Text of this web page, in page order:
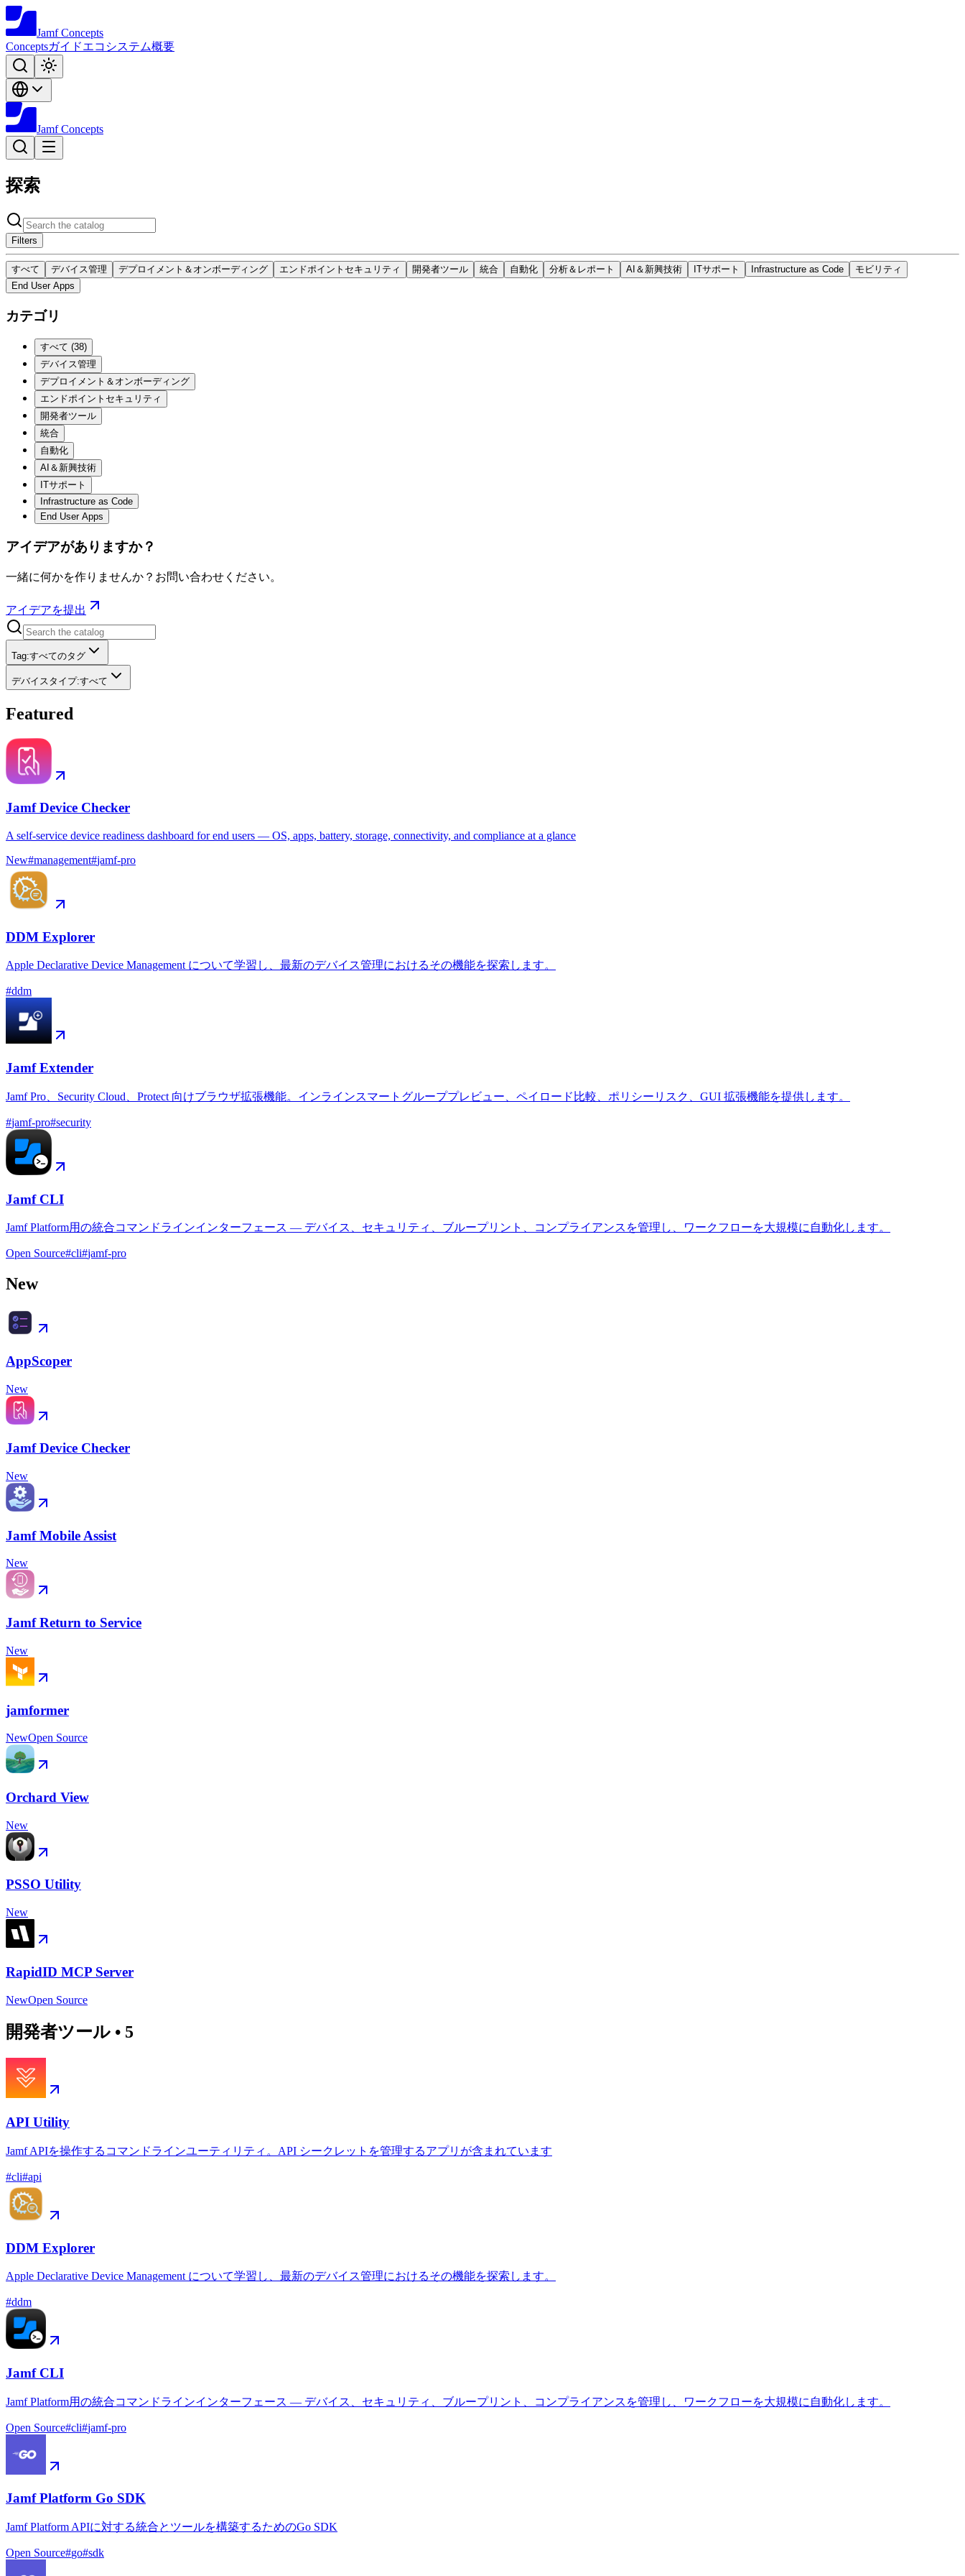
Jamf Concepts
Conceptsガイドエコシステム概要
Jamf Concepts
探索
Filters
すべて デバイス管理 デプロイメント＆オンボーディング エンドポイントセキュリティ 開発者ツール 統合 自動化 分析＆レポート AI＆新興技術 ITサポート Infrastructure as Code
モビリティ
End User Apps
カテゴリ
すべて (38)
デバイス管理
デプロイメント＆オンボーディング
エンドポイントセキュリティ
開発者ツール
統合
自動化
AI＆新興技術
ITサポート
Infrastructure as Code
End User Apps
アイデアがありますか？
一緒に何かを作りませんか？お問い合わせください。
アイデアを提出
Tag:すべてのタグ
デバイスタイプ:すべて
Featured
Jamf Device Checker
A self-service device readiness dashboard for end users — OS, apps, battery, storage, connectivity, and compliance at a glance
New#management#jamf-pro
DDM Explorer
Apple Declarative Device Management について学習し、最新のデバイス管理におけるその機能を探索します。
#ddm
Jamf Extender
Jamf Pro、Security Cloud、Protect 向けブラウザ拡張機能。インラインスマートグループプレビュー、ペイロード比較、ポリシーリスク、GUI 拡張機能を提供します。
#jamf-pro#security
Jamf CLI
Jamf Platform用の統合コマンドラインインターフェース — デバイス、セキュリティ、ブループリント、コンプライアンスを管理し、ワークフローを大規模に自動化します。
Open Source#cli#jamf-pro
New
AppScoper
New
Jamf Device Checker
New
Jamf Mobile Assist
New
Jamf Return to Service
New
jamformer
NewOpen Source
Orchard View
New
PSSO Utility
New
RapidID MCP Server
NewOpen Source
開発者ツール • 5
API Utility
Jamf APIを操作するコマンドラインユーティリティ。API シークレットを管理するアプリが含まれています
#cli#api
DDM Explorer
Apple Declarative Device Management について学習し、最新のデバイス管理におけるその機能を探索します。
#ddm
Jamf CLI
Jamf Platform用の統合コマンドラインインターフェース — デバイス、セキュリティ、ブループリント、コンプライアンスを管理し、ワークフローを大規模に自動化します。
Open Source#cli#jamf-pro
Jamf Platform Go SDK
Jamf Platform APIに対する統合とツールを構築するためのGo SDK
Open Source#go#sdk